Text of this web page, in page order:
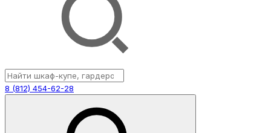
8 (812) 454-62-28